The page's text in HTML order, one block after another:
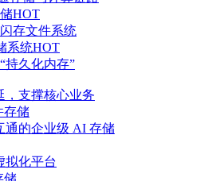
HOT
存文件系统
系统HOT
持久化内存”
，支撑核心业务
存储
通的企业级 AI 存储
拟化平台
储